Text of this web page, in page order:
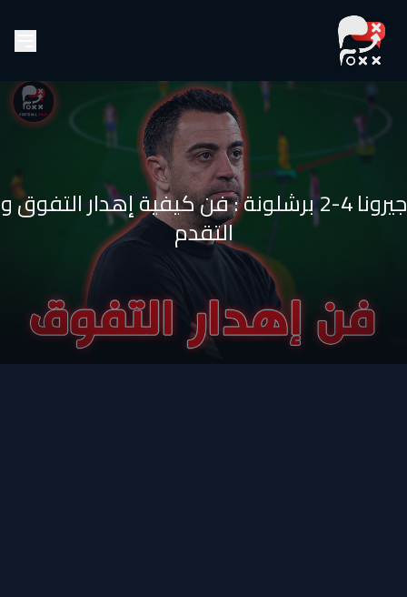
جيرونا 4-2 برشلونة : فن كيفية إهدار التفوق و
التقدم